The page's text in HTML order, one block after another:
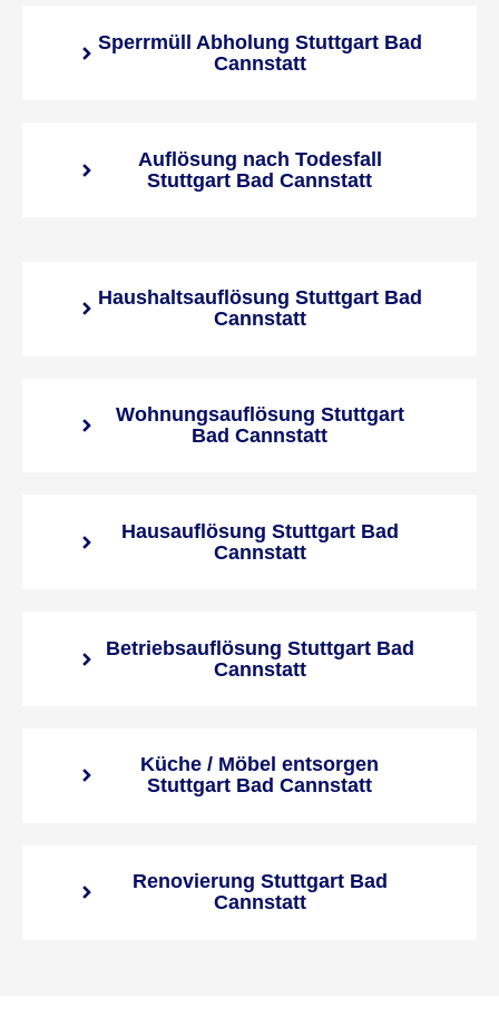
Sperrmüll Abholung Stuttgart Bad
Cannstatt
Auflösung nach Todesfall
Stuttgart Bad Cannstatt
Haushaltsauflösung Stuttgart Bad
Cannstatt
Wohnungsauflösung Stuttgart
Bad Cannstatt
Hausauflösung Stuttgart Bad
Cannstatt
Betriebsauflösung Stuttgart Bad
Cannstatt
Küche / Möbel entsorgen
Stuttgart Bad Cannstatt
Renovierung Stuttgart Bad
Cannstatt